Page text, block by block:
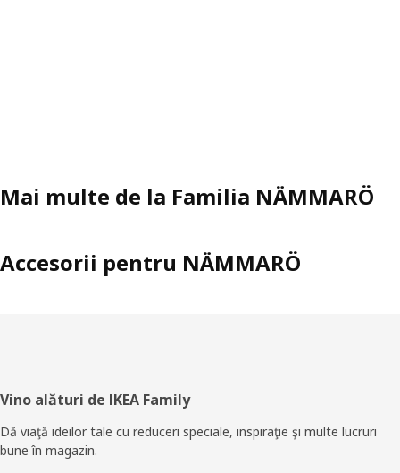
Mai multe de la Familia NÄMMARÖ
Accesorii pentru NÄMMARÖ
Subsol
Vino alături de IKEA Family
Dă viaţă ideilor tale cu reduceri speciale, inspiraţie şi multe lucruri
bune în magazin.